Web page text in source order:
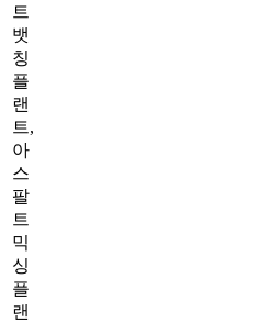
트
뱃
칭
플
랜
트,
아
스
팔
트
믹
싱
플
랜